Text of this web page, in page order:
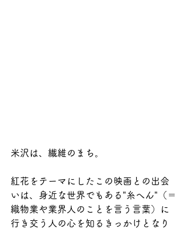
米沢は、繊維のまち。
紅花をテーマにしたこの映画との出会
いは、身近な世界でもある"糸へん"（＝
織物業や業界人のことを言う言葉）に
行き交う人の心を知るきっかけとなり